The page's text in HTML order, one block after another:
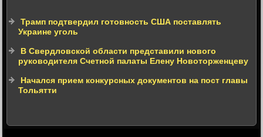
Трамп подтвердил готовность США поставлять
Украине уголь
В Свердловской области представили нового
руководителя Счетной палаты Елену Новоторженцеву
Начался прием конкурсных документов на пост главы
Тольятти